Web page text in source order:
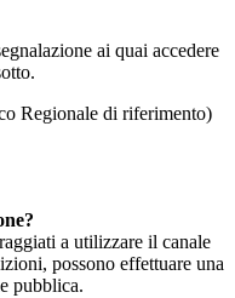
ai quai accedere
Regionale di riferimento)
a utilizzare il canale
possono effettuare una
pubblica.